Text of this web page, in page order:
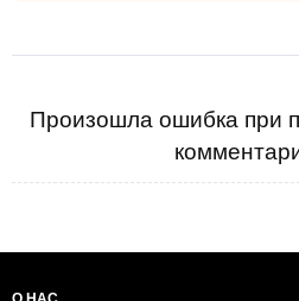
Произошла ошибка при